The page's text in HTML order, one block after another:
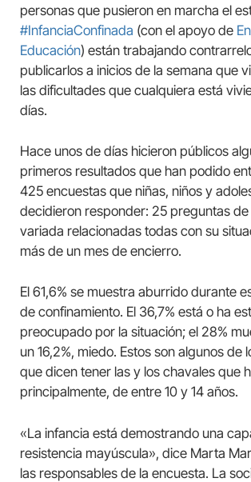
personas que pusieron en marcha el
#InfanciaConfinada (con el apoyo de
Educación) están trabajando
publicarlos a inicios de la semana que
las dificultades que cualquiera está
días.
Hace unos de días hicieron públicos
primeros resultados que han podido
425 encuestas que niñas, niños y
decidieron responder: 25 preguntas
variada relacionadas todas con su
más de un mes de encierro.
El 61,6% se muestra aburrido durante
de confinamiento. El 36,7% está o ha
preocupado por la situación; el 28%
un 16,2%, miedo. Estos son algunos de
que dicen tener las y los chavales que
principalmente, de entre 10 y 14 años.
«La infancia está demostrando una
resistencia mayúscula», dice Marta
las responsables de la encuesta. La